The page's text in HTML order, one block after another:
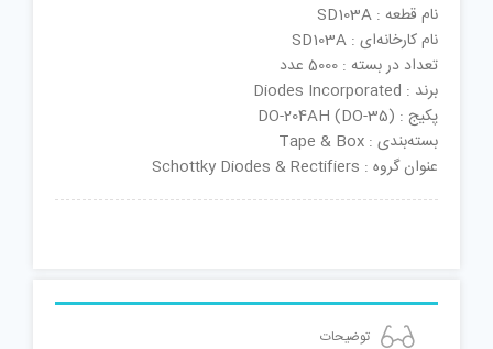
نام قطعه : SD103A
نام کارخانه‌ای : SD103A
تعداد در بسته : 5000 عدد
برند : Diodes Incorporated
پکیج : DO-204AH (DO-35)
بسته‌بندی : Tape & Box
عنوان گروه : Schottky Diodes & Rectifiers
توضیحات